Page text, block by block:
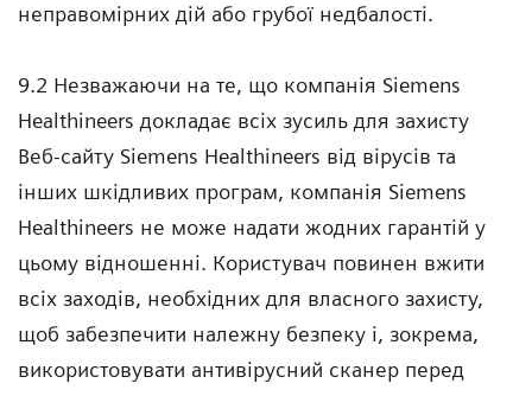
неправомірних дій або грубої недбалості.
9.2 Незважаючи на те, що компанія Siemens
Healthineers докладає всіх зусиль для захисту
Веб-сайту Siemens Healthineers від вірусів та
інших шкідливих програм, компанія Siemens
Healthineers не може надати жодних гарантій у
цьому відношенні. Користувач повинен вжити
всіх заходів, необхідних для власного захисту,
щоб забезпечити належну безпеку і, зокрема,
використовувати антивірусний сканер перед